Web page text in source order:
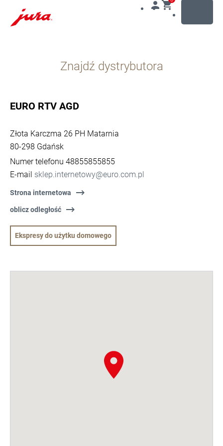
opcji
wyszukiwania
Znajdź dystrybutora
EURO RTV AGD
Złota Karczma 26 PH Matarnia
80-298 Gdańsk
Numer telefonu 48855855855
E-mail sklep.internetowy@euro.com.pl
Strona internetowa
oblicz odległość
Ekspresy do użytku domowego